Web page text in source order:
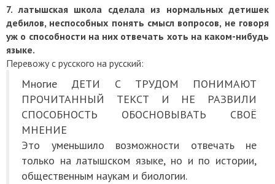
7.латышская школа сделала из нормальных детишек
дебилов, неспособных понять смысл вопросов, не говоря
уж о способности на них отвечать хоть на каком-нибудь
языке.
Перевожу с русского на русский:
Многие ДЕТИ С ТРУДОМ ПОНИМАЮТ
ПРОЧИТАННЫЙ ТЕКСТ И НЕ РАЗВИЛИ
СПОСОБНОСТЬ ОБОСНОВЫВАТЬ СВОЁ
МНЕНИЕ
Это уменьшило возможности отвечать не
только на латышском языке, но и по истории,
общественным наукам и биологии.